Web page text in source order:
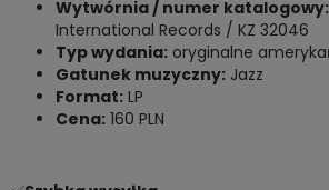
Wytwórnia / numer katalogowy:
International Records / KZ 32046
Typ wydania: oryginalne
Gatunek muzyczny: Jazz
Format: LP
Cena: 160 PLN